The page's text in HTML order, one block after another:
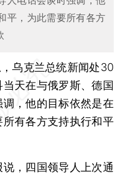
平，为此需要所有各方
克兰总统新闻处30
天在与俄罗斯、德国
，他的目标依然是在
有各方支持执行和平
，四国领导人上次通